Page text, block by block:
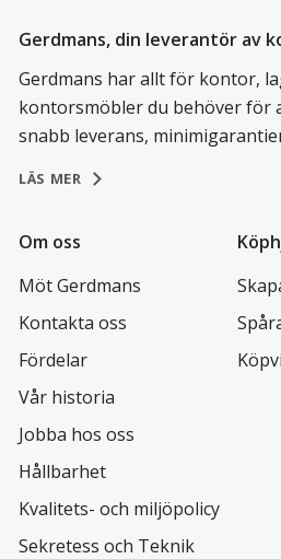
Gerdmans, din leverantör av
Gerdmans har allt för kontor,
kontorsmöbler du behöver för
snabb leverans,
LÄS MER
Om oss
Möt Gerdmans
Kontakta oss
Fördelar
Vår historia
Jobba hos oss
Hållbarhet
Kvalitets- och miljöpolicy
Sekretess och Teknik